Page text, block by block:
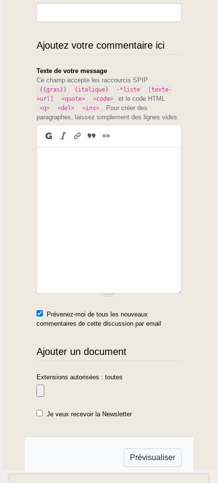
Ajoutez votre commentaire ici
Texte de votre message
Ce champ accepte les raccourcis SPIP
{{gras}} {italique} -*liste
[texte-
>url]
<quote> <code> et le code HTML
<q> <del> <ins>
. Pour créer des
paragraphes, laissez simplement des lignes vides.
Prévenez-moi de tous les nouveaux
commentaires de cette discussion par email
Ajouter un document
Extensions autorisées : toutes
Je veux recevoir la Newsletter